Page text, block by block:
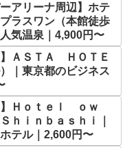
アリーナ周辺】ホテ
ラスワン（本館徒歩
気温泉｜4,900円〜
】ＡＳＴＡ ＨＯＴＥ
｜東京都のビジネス
】Ｈｏｔｅｌ ｏｗ
ｉｎｂａｓｈｉ｜
テル｜2,600円〜